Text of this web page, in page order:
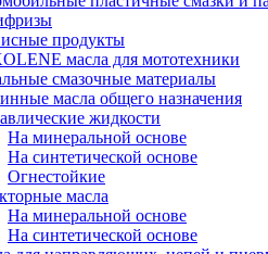
продукты
масла для мототехники
смазочные материалы
масла общего назначения
жидкости
На минеральной основе
На синтетической основе
Огнестойкие
масла
На минеральной основе
На синтетической основе